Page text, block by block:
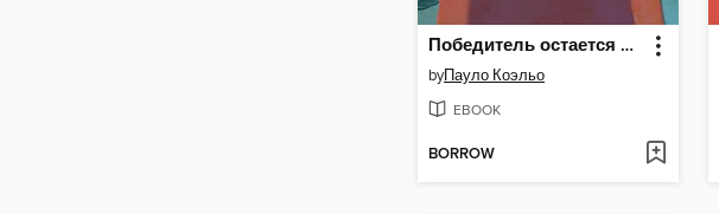
Победитель остается один
byПауло Коэльо
EBOOK
BORROW